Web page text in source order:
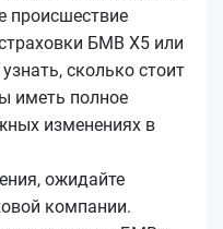
происшествие
БМВ Х5 или
сколько стоит
иметь полное
изменениях в
ожидайте
компании.